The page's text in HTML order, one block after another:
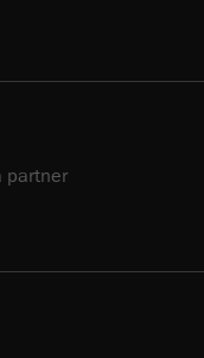
partner